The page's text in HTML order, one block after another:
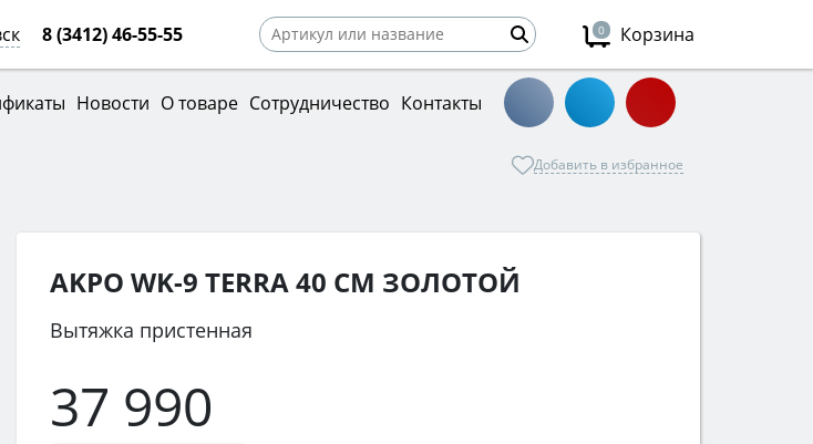
8 (3412) 46-55-55 0 Корзина
Новости О товаре Сотрудничество Контакты
Добавить в избранное
AKPO WK-9 TERRA 40 СМ ЗОЛОТОЙ
Вытяжка пристенная
37 990